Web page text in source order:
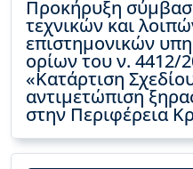
Προκήρυξη
τεχνικών και
επιστημονικών
ορίων του ν. 4412/
«Κατάρτιση
αντιμετώπιση
στην Περιφέρεια